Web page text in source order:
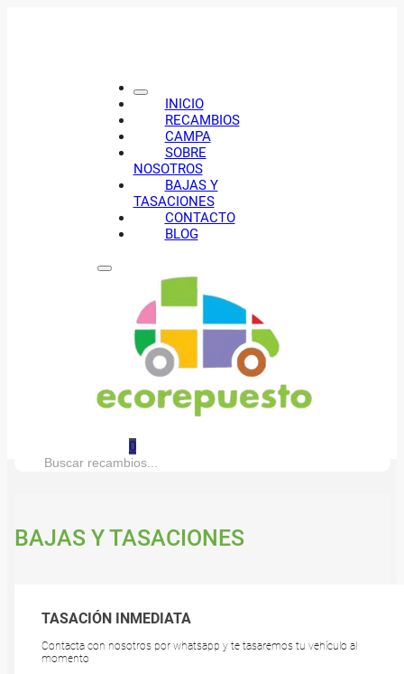
INICIO
RECAMBIOS
CAMPA
SOBRE
NOSOTROS
BAJAS Y
TASACIONES
CONTACTO
BLOG
0
Buscar:
BAJAS Y TASACIONES
TASACIÓN INMEDIATA
Contacta con nosotros por whatsapp y te tasaremos tu vehículo al
momento